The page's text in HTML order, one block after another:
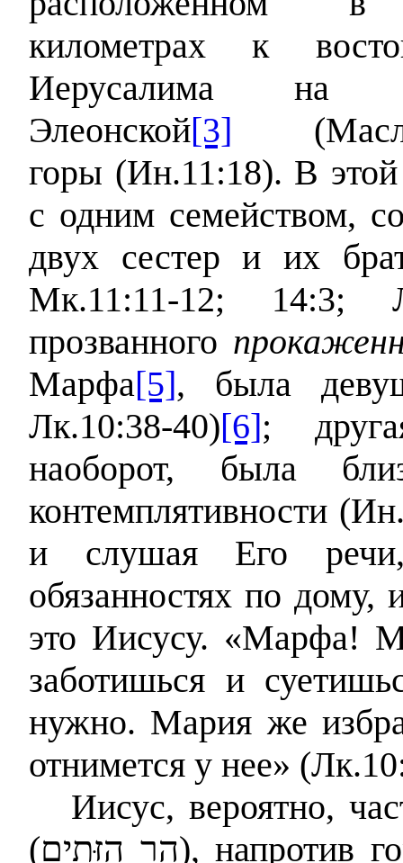
километрах к
Иерусалима на
Элеонской[3]
горы (Ин.11:18). В
с одним семейством,
двух сестер и их
Мк.11:11-12; 14:3;
прозванного
Марфа[5], была
Лк.10:38-40)[6];
наоборот, была
контемплятивности
и слушая Его
обязанностях по дому,
это Иисусу.
заботишься и
нужно. Мария же
отнимется у нее»
Иисус, вероятно,
(הַר הַזֵּתִים), напротив